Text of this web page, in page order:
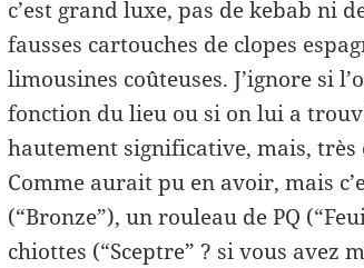
c’est grand luxe, pas de kebab ni
fausses cartouches de clopes
limousines coûteuses. J’ignore si
fonction du lieu ou si on lui a
hautement significative, mais, très
Comme aurait pu en avoir, mais
(“Bronze”), un rouleau de PQ
chiottes (“Sceptre” ? si vous avez